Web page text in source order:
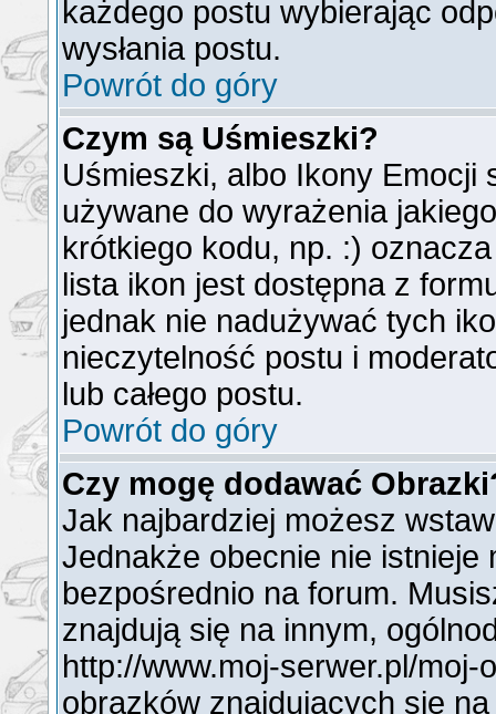
każdego postu wybierając
wysłania postu.
Powrót do góry
Czym są Uśmieszki?
Uśmieszki, albo Ikony Emocji
używane do wyrażenia
krótkiego kodu, np. :)
lista ikon jest dostępna z
jednak nie nadużywać tych
nieczytelność postu i
lub całego postu.
Powrót do góry
Czy mogę dodawać
Jak najbardziej możesz
Jednakże obecnie nie istnieje
bezpośrednio na forum.
znajdują się na innym,
http://www.moj-serwer.pl/
obrazków znajdujących się